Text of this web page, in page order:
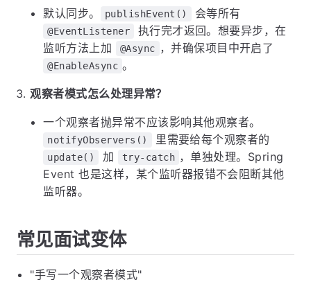
默认同步。 publishEvent() 会等所有
@EventListener
执行完才返回。想要异步，在
监听方法上加
@Async ，并确保项目中开启了
@EnableAsync 。
观察者模式怎么处理异常？
一个观察者抛异常不应该影响其他观察者。
notifyObservers() 里需要给每个观察者的
update() 加 try-catch ，单独处理。Spring
Event 也是这样，某个监听器报错不会阻断其他
监听器。
常见面试变体
"手写一个观察者模式"